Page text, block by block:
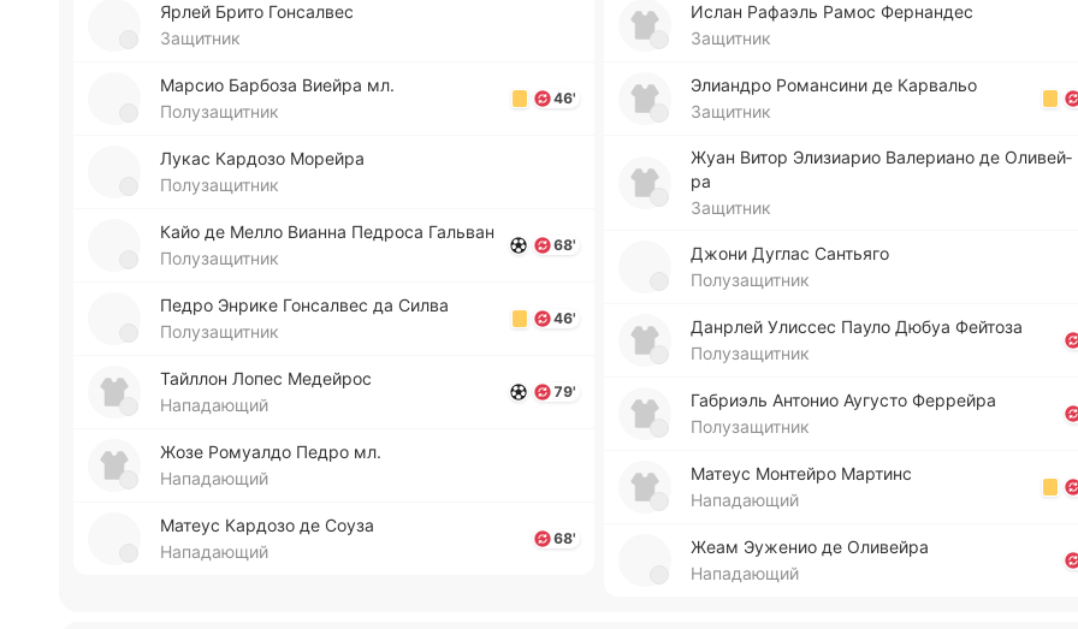
Ярлей Брито Го­нса­лвес
Защитник
Марсио Ба­рбо­за Виейра мл.
Полузащитник
46'
Лукас Ка­рдо­зо Мо­рей­ра
Полузащитник
Кайо де Мелло Вианна Пе­дро­са Га­льван
Полузащитник
68'
Педро Энрике Го­нса­лвес да Силва
Полузащитник
46'
Тай­ллон Лопес Ме­дей­рос
Нападающий
79'
Жозе Ро­муа­лдо Педро мл.
Нападающий
Матеус Ка­рдо­зо де Соуза
Нападающий
68'
Ислан Ра­фаэль Рамос Фе­рна­ндес
Защитник
Элиа­ндро Ро­ма­нси­ни де Ка­рва­льо
Защитник
Жуан Витор Эли­зиа­рио Ва­ле­риа­но де Оли­вей­
ра
Защитник
Джони Дуглас Са­нтья­го
Полузащитник
Да­нрлей Ули­ссес Пауло Дюбуа Фей­то­за
Полузащитник
Га­бриэль Анто­нио Ау­гу­сто Фе­ррей­ра
Полузащитник
Матеус Мо­нтей­ро Ма­ртинс
Нападающий
Жеам Эу­же­нио де Оли­вей­ра
Нападающий